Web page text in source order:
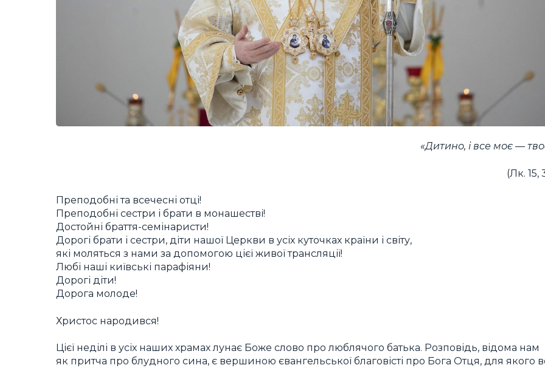
«Дитино, і все моє —
(Лк. 15,
Преподобні та всечесні отці!
Преподобні сестри і брати в монашестві!
Достойні браття-семінаристи!
Дорогі брати і сестри, діти нашої Церкви в усіх куточках країни і світу,
які моляться з нами за допомогою цієї живої трансляції!
Любі наші київські парафіяни!
Дорогі діти!
Дорога молоде!
Христос народився!
Цієї неділі в усіх наших храмах лунає Боже слово про люблячого батька. Розповідь, відома нам
як притча про блудного сина, є вершиною євангельської благовісті про Бога Отця, для якого